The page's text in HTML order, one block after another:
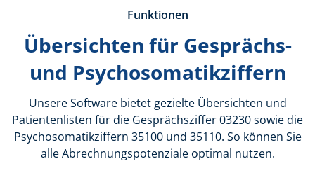
Funktionen
Übersichten für Gesprächs-
und Psychosomatikziffern
Unsere Software bietet gezielte Übersichten und
Patientenlisten für die Gesprächsziffer 03230 sowie die
Psychosomatikziffern 35100 und 35110. So können Sie
alle Abrechnungspotenziale optimal nutzen.